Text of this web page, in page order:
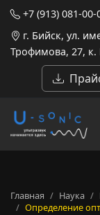
+7 (913) 081-00-
г. Бийск, ул.
Трофимова, 27, к.
Главная Наука
Определение